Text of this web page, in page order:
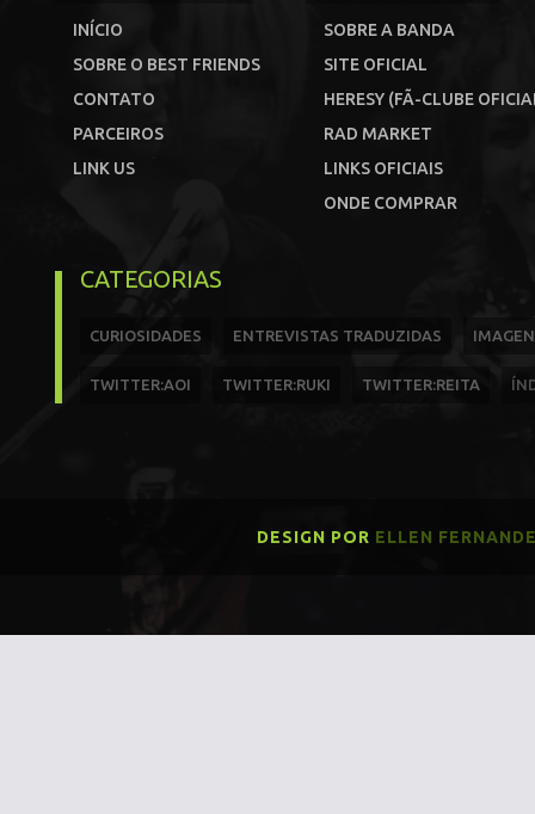
INÍCIO
SOBRE O BEST FRIENDS
CONTATO
PARCEIROS
LINK US
SOBRE A BANDA
SITE OFICIAL
HERESY (FÃ-CLUBE
RAD MARKET
LINKS OFICIAIS
ONDE COMPRAR
CATEGORIAS
CURIOSIDADES ENTREVISTAS TRADUZIDAS
TWITTER:AOI TWITTER:RUKI TWITTER:REITA
DESIGN POR ELLEN